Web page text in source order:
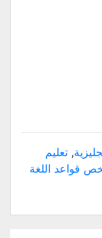
, تعليم
قواعد اللغة